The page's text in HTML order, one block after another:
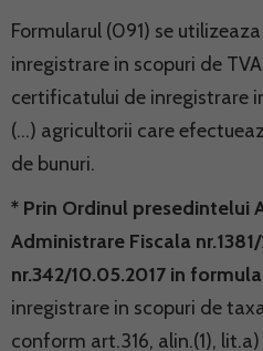
Formularul (091) se
inregistrare in scopuri de
certificatului de inregistrare
(…) agricultorii care
de bunuri.
* Prin Ordinul presedintelui
Administrare Fiscala
nr.342/10.05.2017 in
inregistrare in scopuri de
conform art.316, alin.(1),